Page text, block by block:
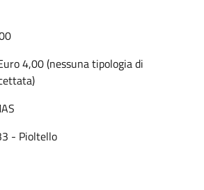
4,00 (nessuna tipologia di
- Pioltello